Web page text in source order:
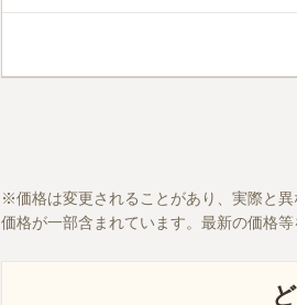
価格は変更されることがあり、実際と
価格が一部含まれています。最新の価格